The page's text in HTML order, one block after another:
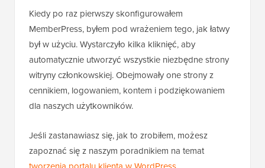
Kiedy po raz pierwszy skonfigurowałem
MemberPress, byłem pod wrażeniem tego, jak łatwy
był w użyciu. Wystarczyło kilka kliknięć, aby
automatycznie utworzyć wszystkie niezbędne strony
witryny członkowskiej. Obejmowały one strony z
cennikiem, logowaniem, kontem i podziękowaniem
dla naszych użytkowników.
Jeśli zastanawiasz się, jak to zrobiłem, możesz
zapoznać się z naszym poradnikiem na temat